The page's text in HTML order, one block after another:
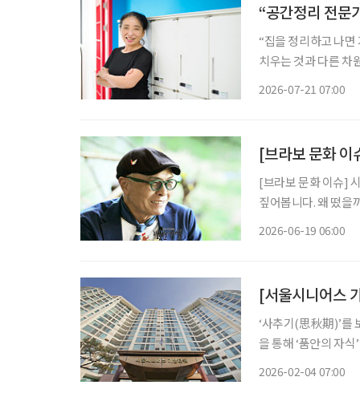
“공간정리 전문
“집을 정리하고 나
치우는 것과 다른 차원의 즐거움이었죠.” 서울
2026-07-21 07:00
[브라보 문화 이
[브라보 문화 이슈]
짚어봅니다. 왜 떴을까? 만화가 허영만 화백(79)은 지난 17일 낙상사고로 인한 건강 악화로
2026-06-19 06:00
[서울시니어스
‘사추기(思秋期)’를
을 통해 ‘품안의 자
2026-02-04 07:00